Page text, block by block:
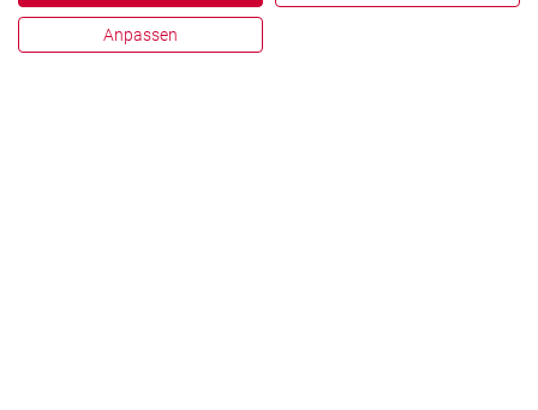
Anpassen